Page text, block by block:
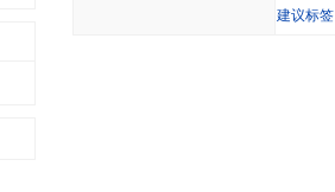
ago)
取决于参议院休会前的四天窗口
建议标签